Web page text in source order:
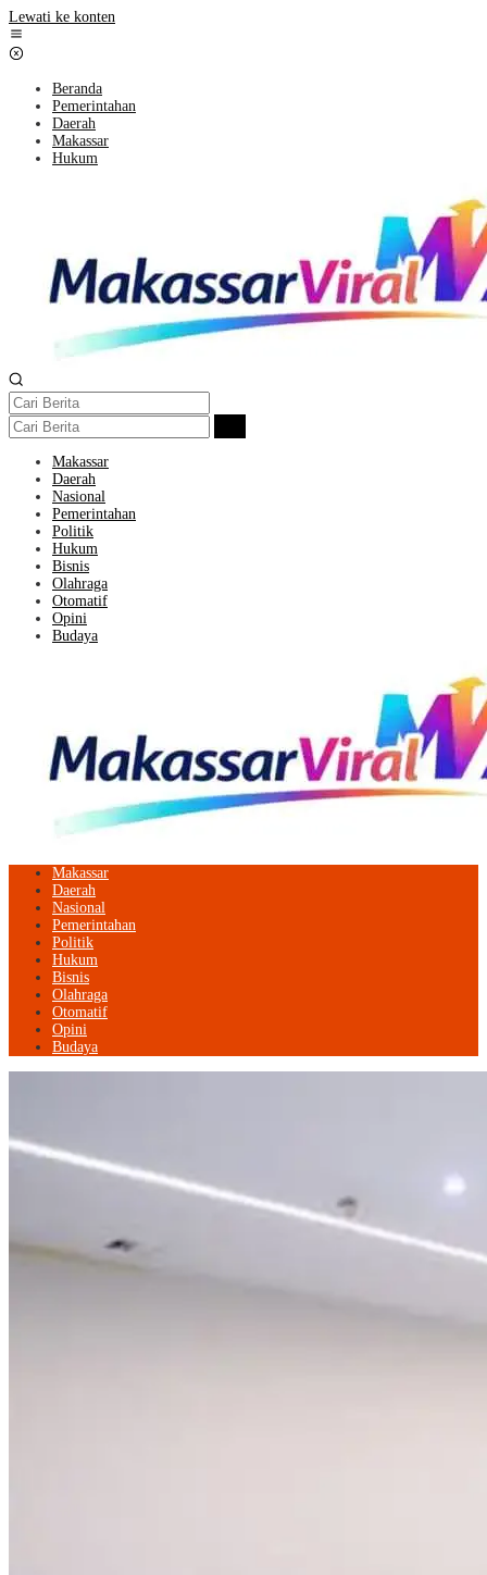
Lewati ke konten
Beranda
Pemerintahan
Daerah
Makassar
Hukum
Makassar
Daerah
Nasional
Pemerintahan
Politik
Hukum
Bisnis
Olahraga
Otomatif
Opini
Budaya
Makassar
Daerah
Nasional
Pemerintahan
Politik
Hukum
Bisnis
Olahraga
Otomatif
Opini
Budaya